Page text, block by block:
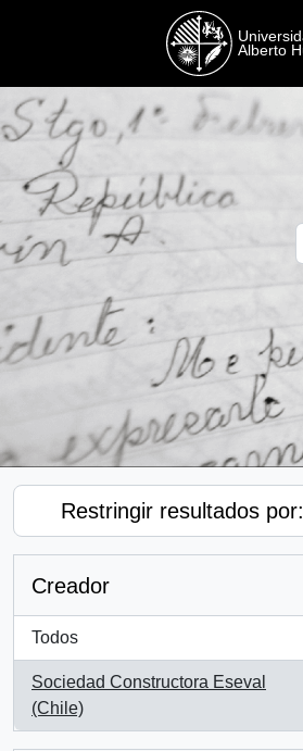
Restringir resultados por:
Creador
Todos
Sociedad Constructora Eseval
(Chile)
, 1 resultados